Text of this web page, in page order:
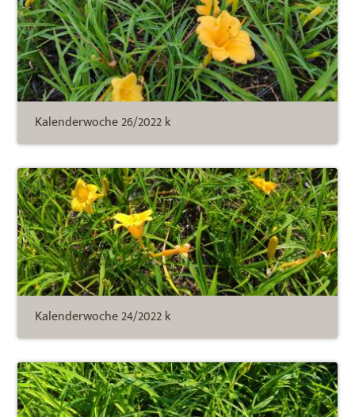
Kalenderwoche 26/2022 k
Kalenderwoche 24/2022 k